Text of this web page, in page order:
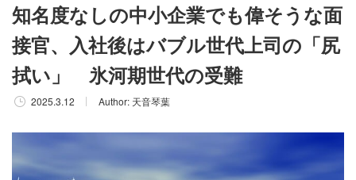
知名度なしの中小企業でも偉そうな面
接官、入社後はバブル世代上司の「尻
拭い」 氷河期世代の受難
2025.3.12 Author: 天音琴葉